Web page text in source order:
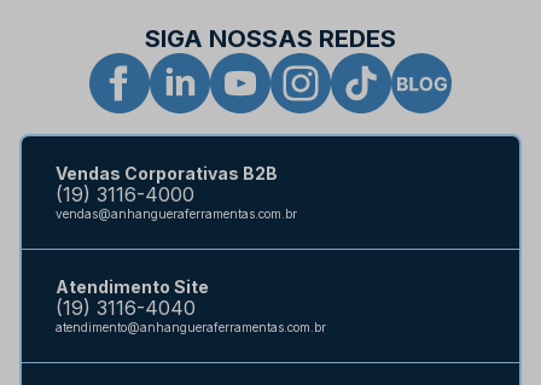
SIGA NOSSAS REDES
Vendas Corporativas B2B
(19) 3116-4000
vendas@anhangueraferramentas.com.br
Atendimento Site
(19) 3116-4040
atendimento@anhangueraferramentas.com.br